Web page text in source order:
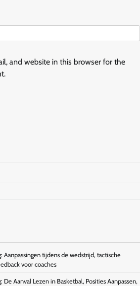
and website in this browser for the
Aanpassingen tijdens de wedstrijd, tactische
voor coaches
De Aanval Lezen in Basketbal, Posities Aanpassen,